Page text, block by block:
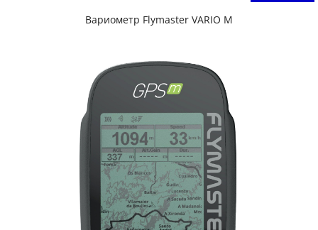
Вариометр Flymaster VARIO M